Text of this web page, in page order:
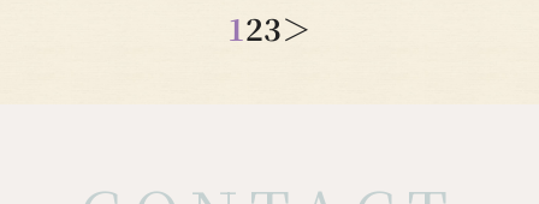
123＞